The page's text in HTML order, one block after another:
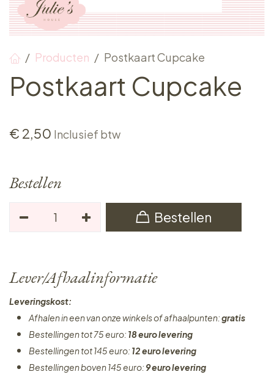
Producten Postkaart Cupcake
Postkaart Cupcake
€ 2,50 Inclusief btw
Bestellen
Bestellen
Lever/Afhaalinformatie
Leveringskost:
Afhalen in een van onze winkels of afhaalpunten:gratis
Bestellingen tot 75 euro: 18 euro levering
Bestellingen tot 145 euro: 12 euro levering
Bestellingen boven 145 euro: 9 euro levering